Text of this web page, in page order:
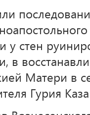
у стен
в
Матери в
Гурия